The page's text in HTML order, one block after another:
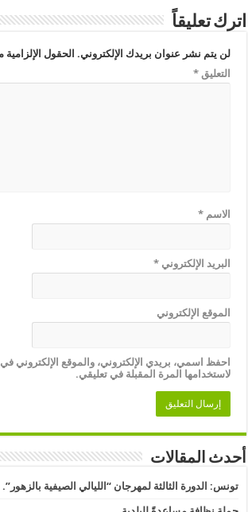
اترك تعليقاً
لن يتم نشر عنوان بريدك الإلكتروني. الحقول الإلزامية
التعليق*
الاسم*
البريد الإلكتروني*
الموقع الإلكتروني
احفظ اسمي، بريدي الإلكتروني، والموقع الإلكتروني
لاستخدامها المرة المقبلة في تعليقي.
أحدث المقالات
تونس: الدورة الثالثة لمهرجان “الليالي الصيفية بالزهور”.